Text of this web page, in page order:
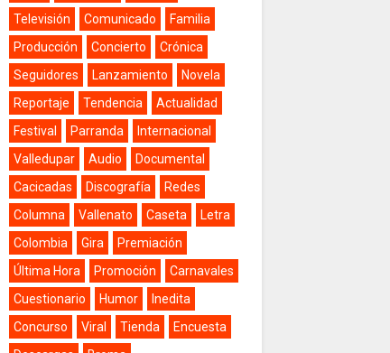
Televisión
Comunicado
Familia
Producción
Concierto
Crónica
Seguidores
Lanzamiento
Novela
Reportaje
Tendencia
Actualidad
Festival
Parranda
Internacional
Valledupar
Audio
Documental
Cacicadas
Discografía
Redes
Columna
Vallenato Caseta
Letra
Colombia
Gira
Premiación
Última Hora
Promoción
Carnavales
Cuestionario
Humor
Inedita
Concurso
Viral Tienda
Encuesta